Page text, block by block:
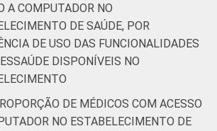
A COMPUTADOR NO
DE SAÚDE, POR
DE USO DAS FUNCIONALIDADES
DISPONÍVEIS NO
DE MÉDICOS COM ACESSO
NO ESTABELECIMENTO DE